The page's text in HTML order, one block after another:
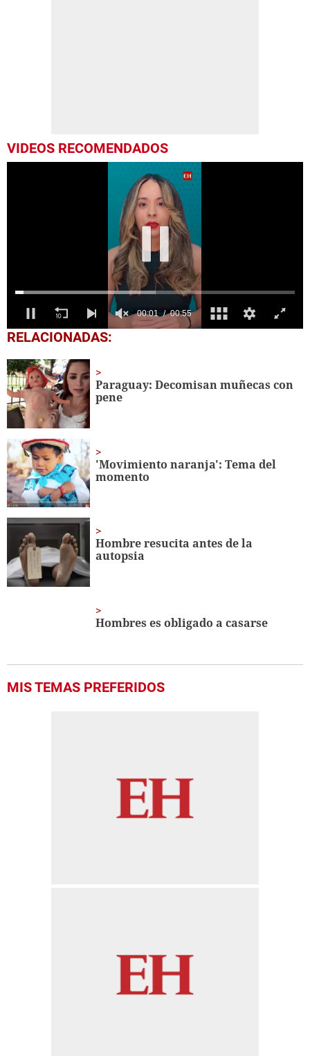
VIDEOS RECOMENDADOS
0
seconds
55
seconds
RELACIONADAS:
Paraguay: Decomisan muñecas con
pene
'Movimiento naranja': Tema del
momento
Hombre resucita antes de la
autopsia
Hombres es obligado a casarse
MIS TEMAS PREFERIDOS